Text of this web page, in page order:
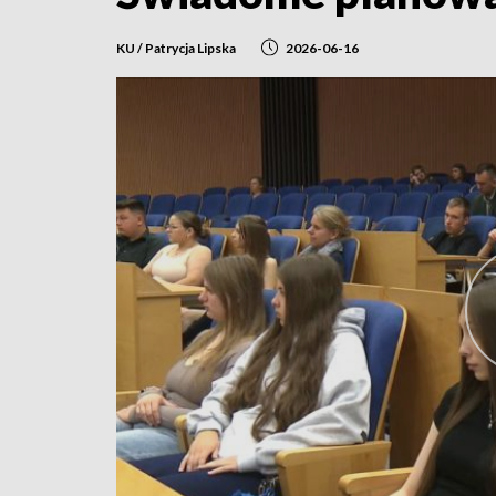
KU / Patrycja Lipska 2026-06-16